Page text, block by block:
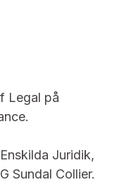
Legal på
Enskilda Juridik,
Sundal Collier.